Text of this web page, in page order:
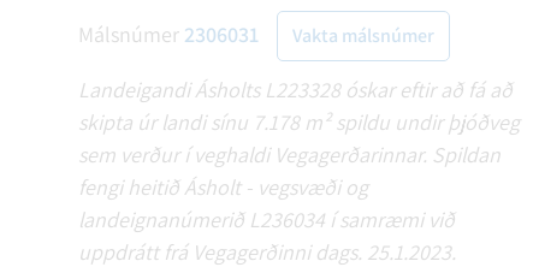
Málsnúmer 2306031 Vakta málsnúmer
Landeigandi Ásholts L223328 óskar eftir að fá að
skipta úr landi sínu 7.178 m² spildu undir þjóðveg
sem verður í veghaldi Vegagerðarinnar. Spildan
fengi heitið Ásholt - vegsvæði og
landeignanúmerið L236034 í samræmi við
uppdrátt frá Vegagerðinni dags. 25.1.2023.